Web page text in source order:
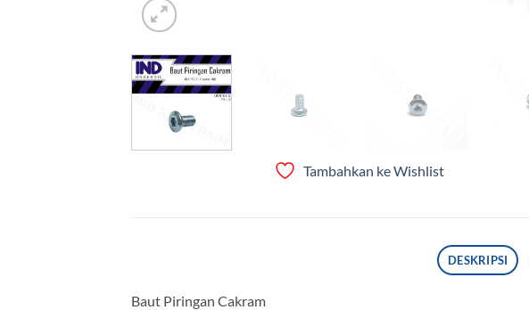
Tambahkan ke Wishlist
DESKRIPSI
Baut Piringan Cakram